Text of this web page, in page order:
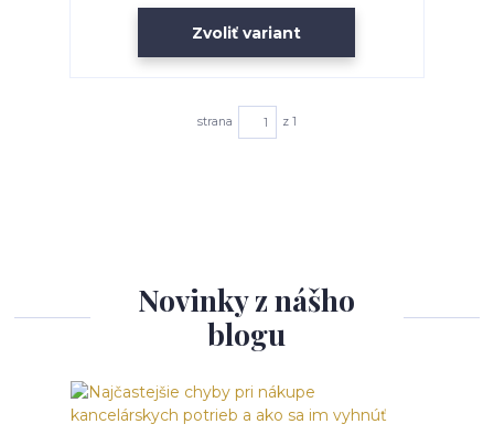
Zvoliť variant
strana z 1
Novinky z nášho
blogu